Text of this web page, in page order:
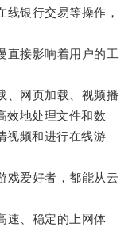
银行交易等操作，
接影响着用户的工
网页加载、视频播
效地处理文件和数
视频和进行在线游
爱好者，都能从云
、稳定的上网体